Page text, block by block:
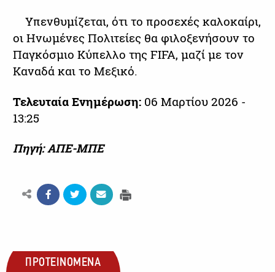
Υπενθυμίζεται, ότι το προσεχές καλοκαίρι,
οι Ηνωμένες Πολιτείες θα φιλοξενήσουν το
Παγκόσμιο Κύπελλο της FIFA, μαζί με τον
Καναδά και το Μεξικό.
Τελευταία Ενημέρωση: 06 Μαρτίου 2026 -
13:25
Πηγή: ΑΠΕ-ΜΠΕ
ΠΡΟΤΕΙΝΟΜΕΝΑ